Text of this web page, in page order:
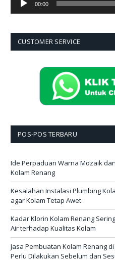
00:00
CUSTOMER SERVICE
POS-POS TERBARU
Ide Perpaduan Warna Mozaik
Kolam Renang
Kesalahan Instalasi Plumbing
agar Kolam Tetap Awet
Kadar Klorin Kolam Renang
Air terhadap Kualitas Kolam
Jasa Pembuatan Kolam Renang
Perlu Dilakukan Sebelum dan